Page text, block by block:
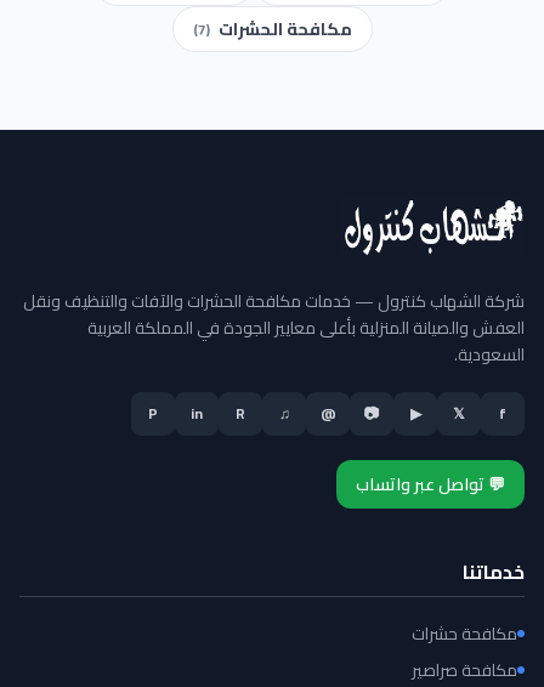
مكافحة الحشرات (7)
شركة الشهاب كنترول — خدمات مكافحة الحشرات والآفات والتنظيف ونقل
العفش والصيانة المنزلية بأعلى معايير الجودة في المملكة العربية
السعودية.
f
𝕏
▶
📷
@
♫
R
in
P
💬 تواصل عبر واتساب
خدماتنا
مكافحة حشرات
مكافحة صراصير